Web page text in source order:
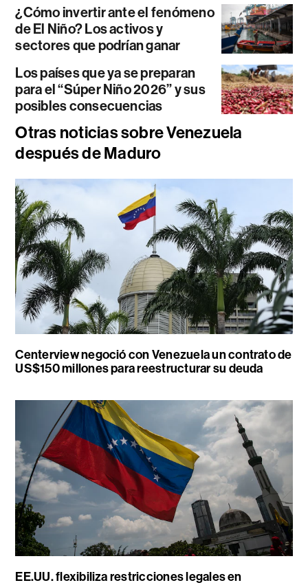
¿Cómo invertir ante el fenómeno
de El Niño? Los activos y
sectores que podrían ganar
Los países que ya se preparan
para el “Súper Niño 2026” y sus
posibles consecuencias
Otras noticias sobre Venezuela
después de Maduro
Centerview negoció con Venezuela un contrato de
US$150 millones para reestructurar su deuda
EE.UU. flexibiliza restricciones legales en